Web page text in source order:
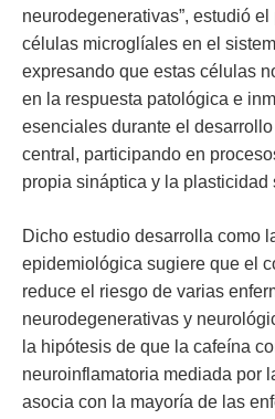
neurodegenerativas”, estudió
células microglíales en el
expresando que estas células
en la respuesta patológica e
esenciales durante el
central, participando en
propia sináptica y la plasticidad
Dicho estudio desarrolla como
epidemiológica sugiere que el
reduce el riesgo de varias
neurodegenerativas y
la hipótesis de que la cafeína
neuroinflamatoria mediada por
asocia con la mayoría de las